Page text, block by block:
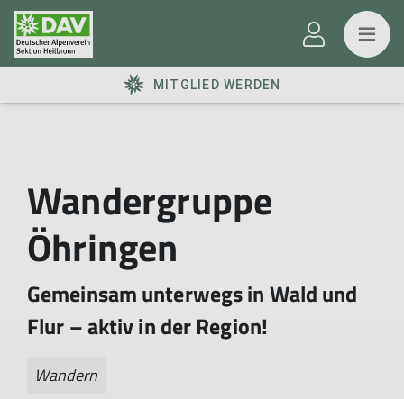
MITGLIED WERDEN
Wandergruppe
Öhringen
Gemeinsam unterwegs in Wald und
Flur – aktiv in der Region!
Wandern